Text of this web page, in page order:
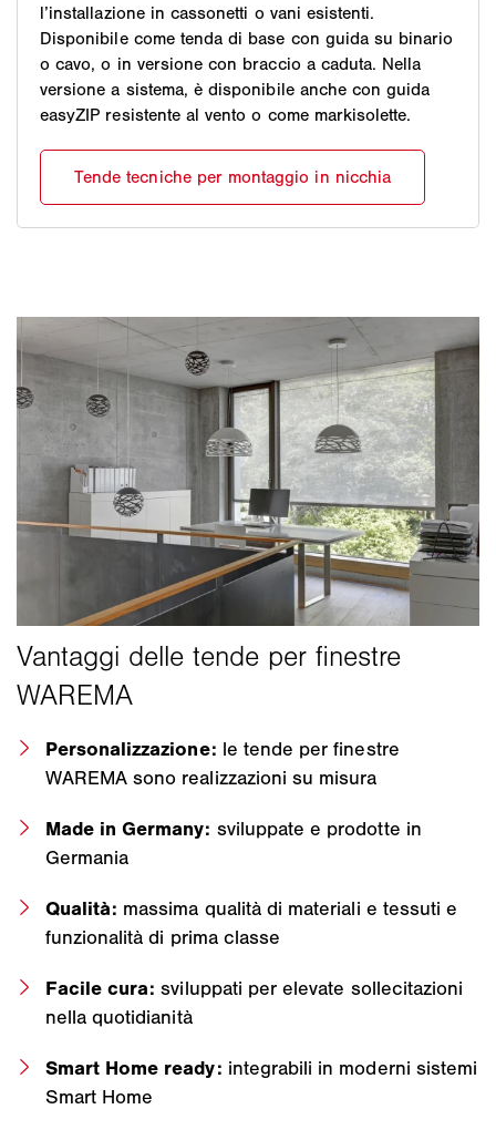
l’installazione in cassonetti o vani esistenti.
Disponibile come tenda di base con guida su binario
o cavo, o in versione con braccio a caduta. Nella
versione a sistema, è disponibile anche con guida
easyZIP resistente al vento o come markisolette.
Personalizzazione: le tende per finestre
WAREMA sono realizzazioni su misura
Made in Germany: sviluppate e prodotte in
Germania
Qualità: massima qualità di materiali e tessuti e
funzionalità di prima classe
Facile cura:sviluppati per elevate sollecitazioni
nella quotidianità
Smart Home ready: integrabili in moderni sistemi
Smart Home